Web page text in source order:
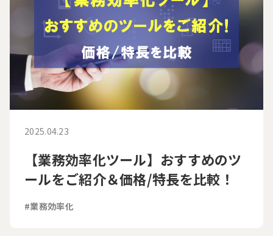
2025.04.23
【業務効率化ツール】おすすめのツ
ールをご紹介＆価格/特長を比較！
#業務効率化